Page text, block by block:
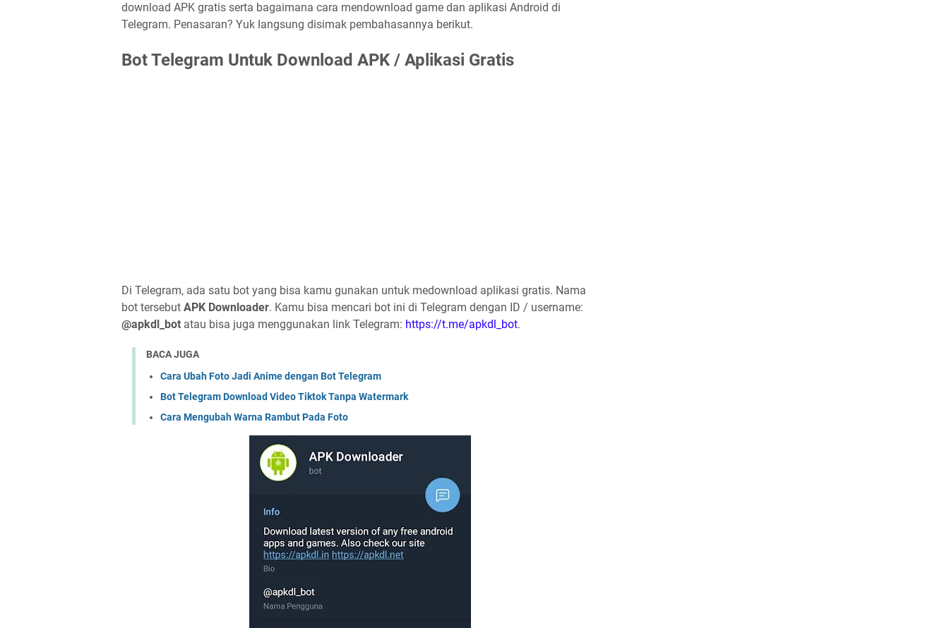
download APK gratis serta bagaimana cara mendownload game dan aplikasi Android di
Telegram. Penasaran? Yuk langsung disimak pembahasannya berikut.
Bot Telegram Untuk Download APK / Aplikasi Gratis
Di Telegram, ada satu bot yang bisa kamu gunakan untuk medownload aplikasi gratis. Nama
bot tersebut APK Downloader. Kamu bisa mencari bot ini di Telegram dengan ID / username:
@apkdl_bot atau bisa juga menggunakan link Telegram: https://t.me/apkdl_bot.
BACA JUGA
Cara Ubah Foto Jadi Anime dengan Bot Telegram
Bot Telegram Download Video Tiktok Tanpa Watermark
Cara Mengubah Warna Rambut Pada Foto